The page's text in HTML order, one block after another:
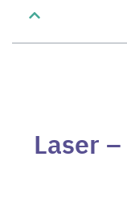
–
Laser